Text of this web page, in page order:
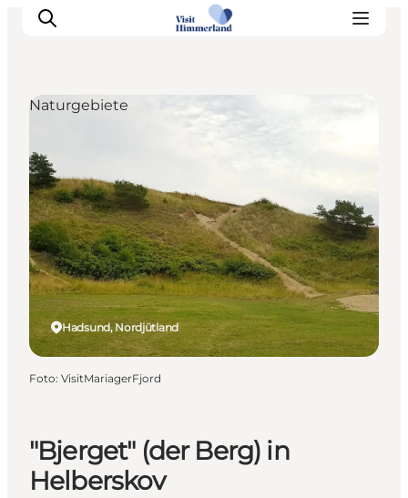
Erlebnisse
Natur
Städte und Orte
Das passiert
Reiseplanung
Praktische Informationen
"Bjerget" (der Berg) in
Helberskov
Hadsund, Nordjütland
Naturgebiete
Foto: VisitMariagerFjord